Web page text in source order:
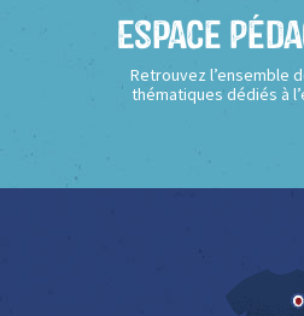
Espace
Retrouvez l’ensemble
thématiques dédiés à